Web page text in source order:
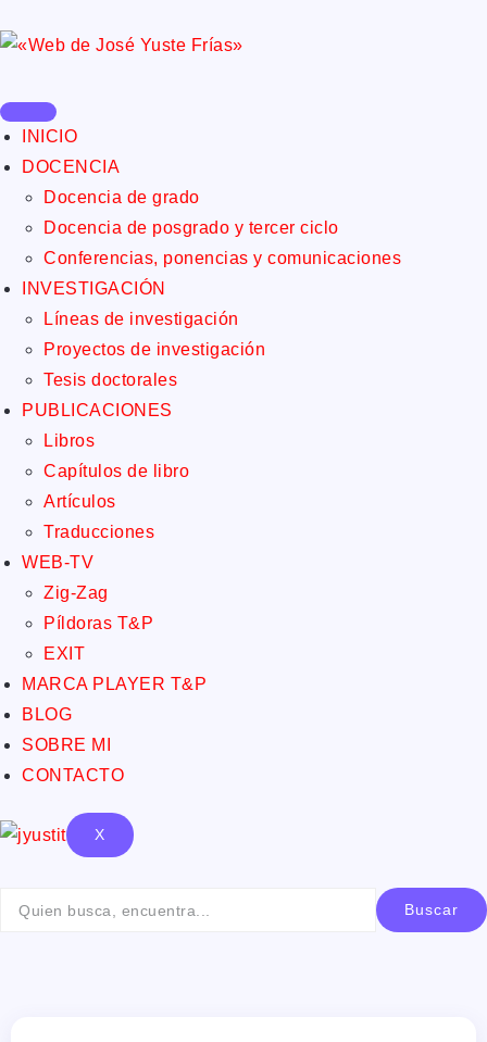
INICIO
DOCENCIA
Docencia de grado
Docencia de posgrado y tercer ciclo
Conferencias, ponencias y comunicaciones
INVESTIGACIÓN
Líneas de investigación
Proyectos de investigación
Tesis doctorales
PUBLICACIONES
Libros
Capítulos de libro
Artículos
Traducciones
WEB-TV
Zig-Zag
Píldoras T&P
EXIT
MARCA PLAYER T&P
BLOG
SOBRE MI
CONTACTO
X
Buscar